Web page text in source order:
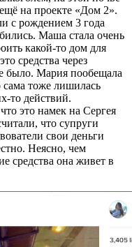
на проекте «Дом 2».
с рождением 3 года
Маша стала очень
какой-то дом для
средства через
было. Мария пообещала
сама тоже лишилась
то действий.
это намек на Сергея
что супруги
свои деньги
Неясно, чем
средства она живет в